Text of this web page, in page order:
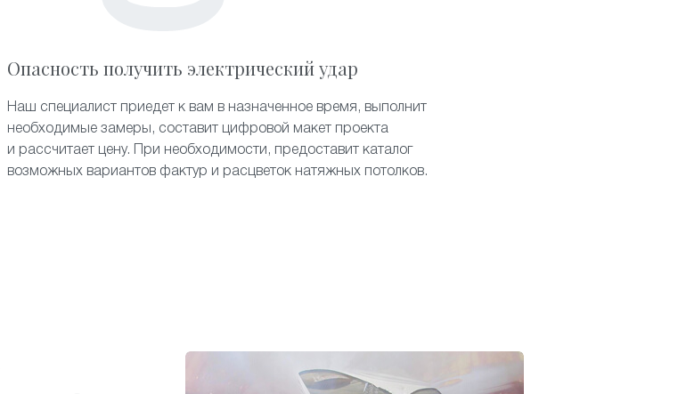
Опасность получить электрический удар
Наш специалист приедет к вам в назначенное время, выполнит
необходимые замеры, составит цифровой макет проекта
и рассчитает цену. При необходимости, предоставит каталог
возможных вариантов фактур и расцветок натяжных потолков.